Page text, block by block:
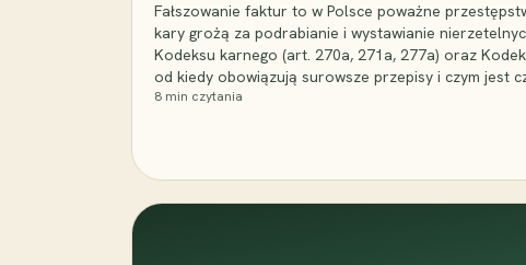
Fałszowanie faktur to w Polsce poważne
kary grożą za podrabianie i wystawianie
Kodeksu karnego (art. 270a, 271a, 277a) oraz
od kiedy obowiązują surowsze przepisy i czym jest
8 min czytania